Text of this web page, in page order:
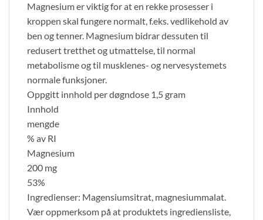
Magnesium er viktig for at en rekke prosesser i
kroppen skal fungere normalt, f.eks. vedlikehold av
ben og tenner. Magnesium bidrar dessuten til
redusert tretthet og utmattelse, til normal
metabolisme og til musklenes- og nervesystemets
normale funksjoner.
Oppgitt innhold per døgndose 1,5 gram
Innhold
mengde
% av RI
Magnesium
200 mg
53%
Ingredienser: Magensiumsitrat, magnesiummalat.
Vær oppmerksom på at produktets ingrediensliste,